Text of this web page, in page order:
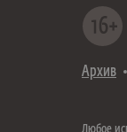
Архив
Любое